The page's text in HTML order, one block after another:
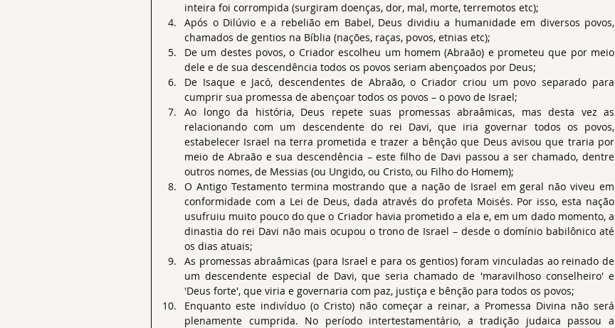
inteira foi corrompida (surgiram doenças, dor, mal, morte, terremotos etc);
Após o Dilúvio e a rebelião em Babel, Deus dividiu a humanidade em diversos povos,
chamados de gentios na Bíblia (nações, raças, povos, etnias etc);
De um destes povos, o Criador escolheu um homem (Abraão) e prometeu que por meio
dele e de sua descendência todos os povos seriam abençoados por Deus;
De Isaque e Jacó, descendentes de Abraão, o Criador criou um povo separado para
cumprir sua promessa de abençoar todos os povos – o povo de Israel;
Ao longo da história, Deus repete suas promessas abraâmicas, mas desta vez as
relacionando com um descendente do rei Davi, que iria governar todos os povos,
estabelecer Israel na terra prometida e trazer a bênção que Deus avisou que traria por
meio de Abraão e sua descendência – este filho de Davi passou a ser chamado, dentre
outros nomes, de Messias (ou Ungido, ou Cristo, ou Filho do Homem);
O Antigo Testamento termina mostrando que a nação de Israel em geral não viveu em
conformidade com a Lei de Deus, dada através do profeta Moisés. Por isso, esta nação
usufruiu muito pouco do que o Criador havia prometido a ela e, em um dado momento, a
dinastia do rei Davi não mais ocupou o trono de Israel – desde o domínio babilônico até
os dias atuais;
As promessas abraâmicas (para Israel e para os gentios) foram vinculadas ao reinado de
um descendente especial de Davi, que seria chamado de 'maravilhoso conselheiro' e
'Deus forte', que viria e governaria com paz, justiça e bênção para todos os povos;
Enquanto este indivíduo (o Cristo) não começar a reinar, a Promessa Divina não será
plenamente cumprida. No período intertestamentário, a tradição judaica passou a